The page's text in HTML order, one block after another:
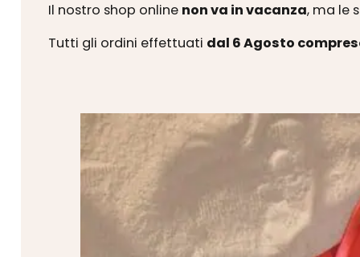
Il nostro shop online non va in vacanza, ma le
Tutti gli ordini effettuati dal 6 Agosto